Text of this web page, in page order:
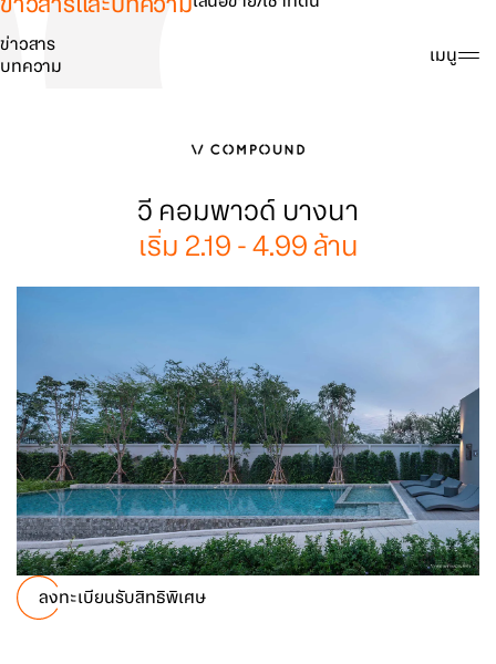
ค้นหา เมนู
ข่าวสาร
บทความ
วี คอมพาวด์ บางนา
เริ่ม 2.19 - 4.99 ล้าน
ลงทะเบียนรับสิทธิพิเศษ